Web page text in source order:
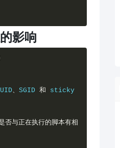
影响
、SGID 和 sticky
否与正在执行的脚本有相